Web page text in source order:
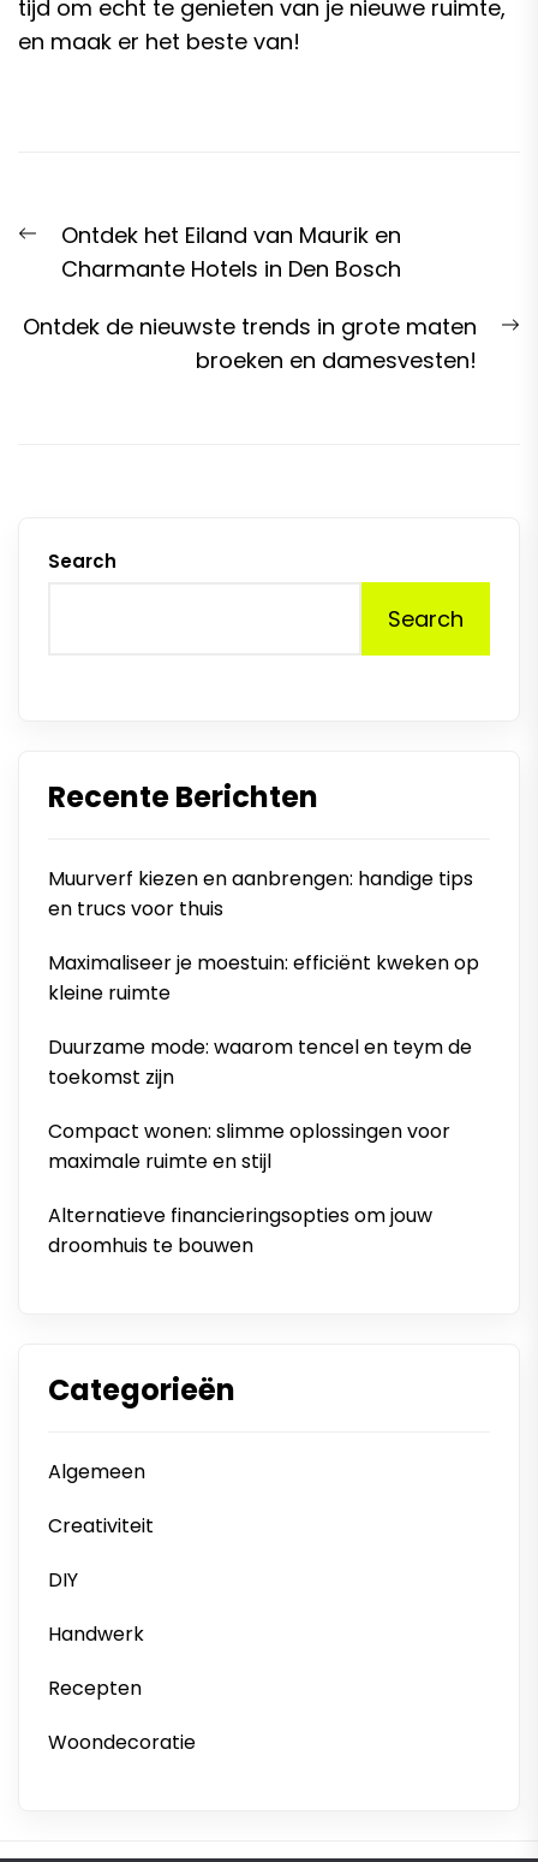
tijd om echt te genieten van je nieuwe ruimte,
en maak er het beste van!
navigation
Previous
post:
Ontdek het Eiland van Maurik en
Charmante Hotels in Den Bosch
Ontdek de nieuwste trends in grote maten
broeken en damesvesten!
Search
Search
Recente Berichten
Muurverf kiezen en aanbrengen: handige tips
en trucs voor thuis
Maximaliseer je moestuin: efficiënt kweken op
kleine ruimte
Duurzame mode: waarom tencel en teym de
toekomst zijn
Compact wonen: slimme oplossingen voor
maximale ruimte en stijl
Alternatieve financieringsopties om jouw
droomhuis te bouwen
Categorieën
Algemeen
Creativiteit
DIY
Handwerk
Recepten
Woondecoratie